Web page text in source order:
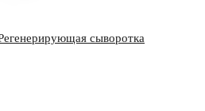
сыворотка